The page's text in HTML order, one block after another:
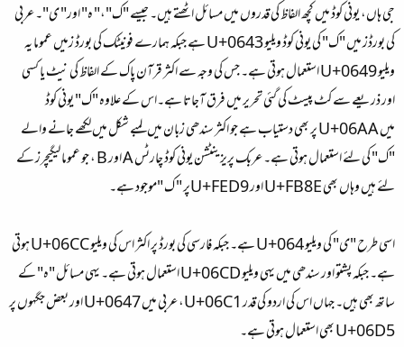
جی ہاں، یونی کوڈ میں کچھ الفاظ کی قدروں میں مسائل اٹھتے ہیں۔ جیسے "ک"،" ہ" اور" ی"۔ عربی
کی بورڈز میں "ک" کی یونی کوڈ ویلیو U+0643 ہے جبکہ ہمارے فونیٹک کی بورڈ زمیں عموما یہ
ویلیو U+0649 استعمال ہوتی ہے۔ جس کی وجہ سے اکثر قرآن پاک کے الفاظ کی نیٹ یا کسی
اور ذریعے سے کٹ پیسٹ کی گئی تحریر میں فرق آجاتا ہے۔اس کے علاوہ "ک" یونی کوڈ
میں U+06AA پر بھی دستیاب ہے جو اکثر سندھی زبان میں لمبے شکل میں لکھے جانے والے
"ک" کی لئے استعمال ہوتی ہے۔ عربک پریزینٹشن یونی کوڈ چارٹس A اور B ، جو عموما لیگیچرز کے
لئے ہیں وہاں بھی U+FB8E اور U+FED9پر " ک "موجود ہے۔
اسی طرح "ی" کی ویلیو U+064 ہے۔ جبکہ فارسی کی بورڈ پر اکثر اس کی ویلیو U+06CC ہوتی
ہے۔ جبکہ پشتو اور سندھی میں یہی ویلیو U+06CD استعمال ہوتی ہے۔ یہی مسائل "ہ" کے
ساتھ بھی ہیں۔ جہاں اس کی اردو کی قدر U+06C1، عربی میں U+0647 اور بعض جگہوں پر
U+06D5 بھی استعمال ہوتی ہے۔